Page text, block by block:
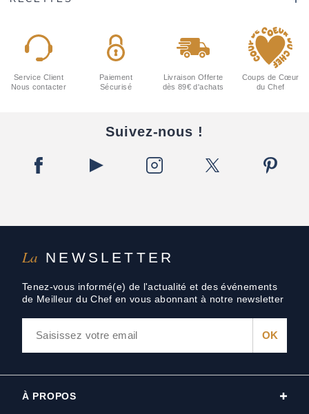
La NEWSLETTER
Tenez-vous informé(e) de l'actualité et des événements
de Meilleur du Chef en vous abonnant à notre newsletter
Service Client
Nous contacter
Paiement
Sécurisé
Livraison Offerte
dès 89€ d'achats
Coups de Cœur
du Chef
Suivez-nous !
À PROPOS